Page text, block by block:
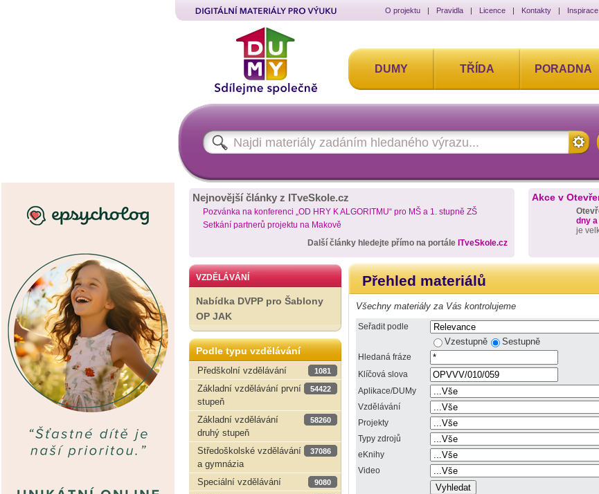
O projektu | Pravidla | Licence | Kontakty | Inspirace
DUMY TŘÍDA PORADNA
Nejnovější články z ITveSkole.cz
Pozvánka na konferenci „OD HRY K ALGORITMU“ pro MŠ a 1. stupně ZŠ
Setkání partnerů projektu na Makově
Další články hledejte přímo na portále ITveSkole.cz
Akce v
dny
je
VZDĚLÁVÁNÍ
Nabídka DVPP pro Šablony
OP JAK
Podle typu vzdělávání
Předškolní vzdělávání
1081
Základní vzdělávání první
stupeň
54422
Základní vzdělávání
druhý stupeň
58260
Středoškolské vzdělávání
a gymnázia
37086
Speciální vzdělávání 9080
Přehled materiálů
Všechny materiály za Vás kontrolujeme
Seřadit podle
Vzestupně Sestupně
Hledaná fráze
Klíčová slova
Aplikace/DUMy
Vzdělávání
Projekty
Typy zdrojů
eKnihy
Video